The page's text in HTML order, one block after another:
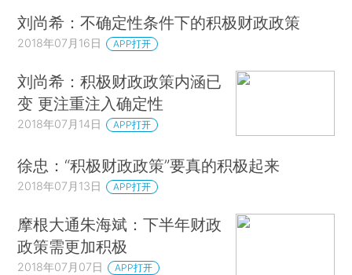
刘尚希：不确定性条件下的积极财政政策
2018年07月16日 APP打开
刘尚希：积极财政政策内涵已
变 更注重注入确定性
2018年07月14日 APP打开
徐忠：“积极财政政策”要真的积极起来
2018年07月13日 APP打开
摩根大通朱海斌：下半年财政
政策需更加积极
2018年07月07日 APP打开